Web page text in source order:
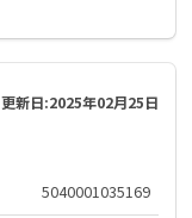
更新日:2025年02月25日
5040001035169